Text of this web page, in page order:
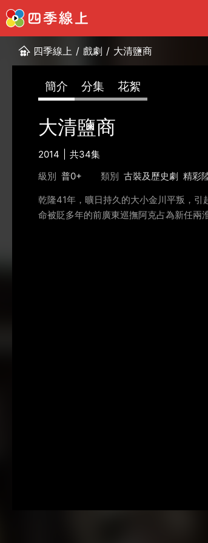
四季線上 / 戲劇 / 大清鹽商
簡介 分集 花絮
大清鹽商
2014
共34集
級別 普0+ 類別 古裝及歷史劇 精彩
乾隆41年，曠日持久的大小金川平叛，
命被貶多年的前廣東巡撫阿克占為新任兩